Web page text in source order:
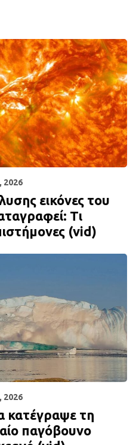
2026
εικόνες του
Τι
(vid)
2026
κατέγραψε τη
παγόβουνο